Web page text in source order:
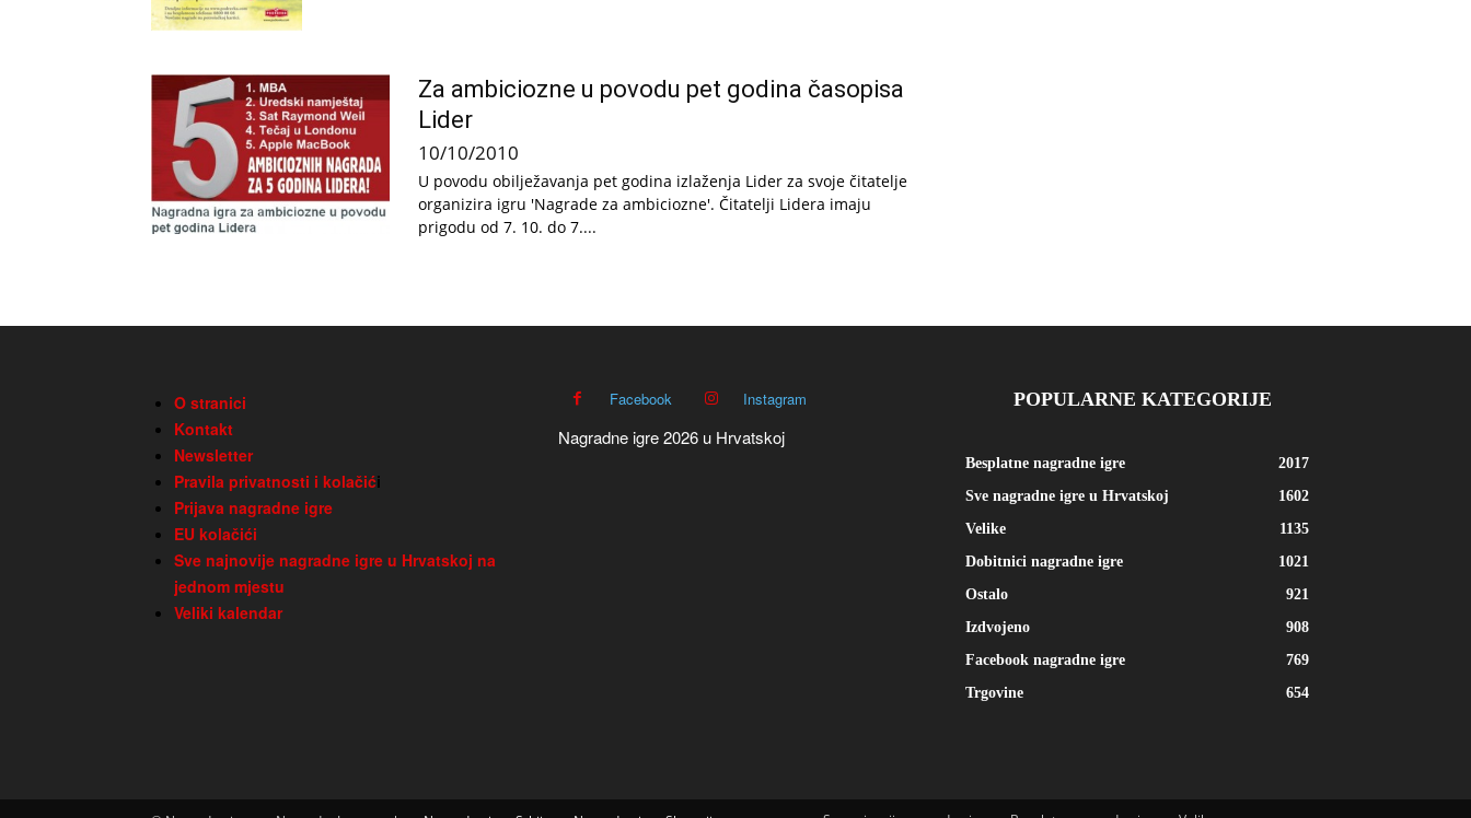
Za ambiciozne u povodu pet godina časopisa
Lider
10/10/2010
U povodu obilježavanja pet godina izlaženja Lider za svoje čitatelje
organizira igru 'Nagrade za ambiciozne'. Čitatelji Lidera imaju
prigodu od 7. 10. do 7....
O stranici
Kontakt
Newsletter
Pravila privatnosti i kolačići
Prijava nagradne igre
EU kolačići
Sve najnovije nagradne igre u Hrvatskoj na
jednom mjestu
Veliki kalendar
Facebook Instagram
Nagradne igre 2026 u Hrvatskoj
POPULARNE KATEGORIJE
Besplatne nagradne igre
2017
Sve nagradne igre u Hrvatskoj
1602
Velike
1135
Dobitnici nagradne igre
1021
Ostalo
921
Izdvojeno
908
Facebook nagradne igre
769
Trgovine
654